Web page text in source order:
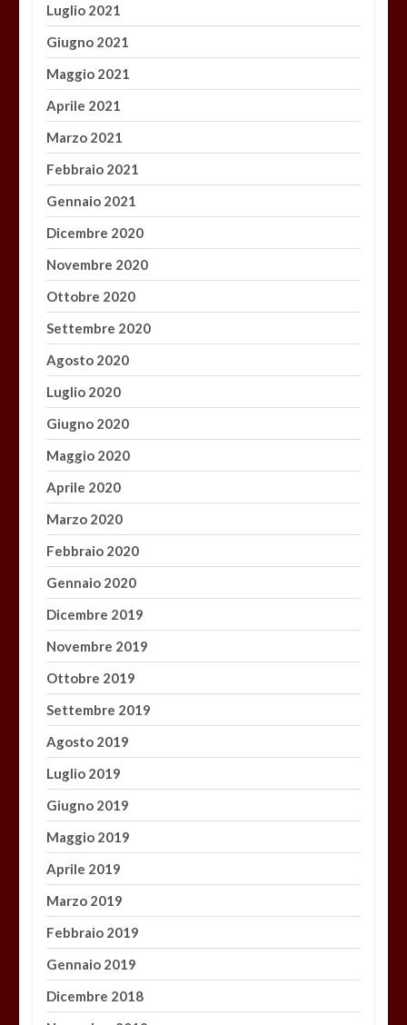
Luglio 2021
Giugno 2021
Maggio 2021
Aprile 2021
Marzo 2021
Febbraio 2021
Gennaio 2021
Dicembre 2020
Novembre 2020
Ottobre 2020
Settembre 2020
Agosto 2020
Luglio 2020
Giugno 2020
Maggio 2020
Aprile 2020
Marzo 2020
Febbraio 2020
Gennaio 2020
Dicembre 2019
Novembre 2019
Ottobre 2019
Settembre 2019
Agosto 2019
Luglio 2019
Giugno 2019
Maggio 2019
Aprile 2019
Marzo 2019
Febbraio 2019
Gennaio 2019
Dicembre 2018